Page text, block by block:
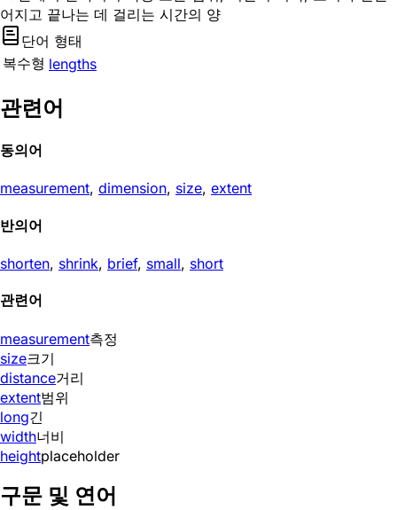
어지고 끝나는 데 걸리는 시간의 양
단어 형태
복수형 lengths
관련어
동의어
measurement, dimension, size, extent
반의어
shorten, shrink, brief, small, short
관련어
measurement측정
size크기
distance거리
extent범위
long긴
width너비
heightplaceholder
구문 및 연어